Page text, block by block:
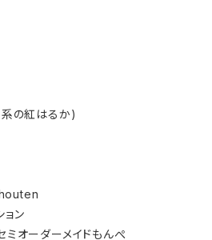
の紅はるか)
ョン
ミオーダーメイドもんぺ